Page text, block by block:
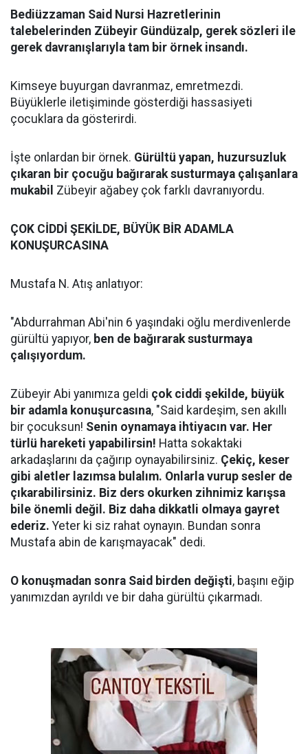
Bediüzzaman Said Nursi Hazretlerinin
talebelerinden Zübeyir Gündüzalp, gerek sözleri ile
gerek davranışlarıyla tam bir örnek insandı.
Kimseye buyurgan davranmaz, emretmezdi.
Büyüklerle iletişiminde gösterdiği hassasiyeti
çocuklara da gösterirdi.
İşte onlardan bir örnek. Gürültü yapan, huzursuzluk
çıkaran bir çocuğu bağırarak susturmaya çalışanlara
mukabil Zübeyir ağabey çok farklı davranıyordu.
ÇOK CİDDİ ŞEKİLDE, BÜYÜK BİR ADAMLA
KONUŞURCASINA
Mustafa N. Atış anlatıyor:
"Abdurrahman Abi'nin 6 yaşındaki oğlu merdivenlerde
gürültü yapıyor, ben de bağırarak susturmaya
çalışıyordum.
Zübeyir Abi yanımıza geldi çok ciddi şekilde, büyük
bir adamla konuşurcasına, "Said kardeşim, sen akıllı
bir çocuksun! Senin oynamaya ihtiyacın var. Her
türlü hareketi yapabilirsin! Hatta sokaktaki
arkadaşlarını da çağırıp oynayabilirsiniz. Çekiç, keser
gibi aletler lazımsa bulalım. Onlarla vurup sesler de
çıkarabilirsiniz. Biz ders okurken zihnimiz karışsa
bile önemli değil. Biz daha dikkatli olmaya gayret
ederiz. Yeter ki siz rahat oynayın. Bundan sonra
Mustafa abin de karışmayacak" dedi.
O konuşmadan sonra Said birden değişti, başını eğip
yanımızdan ayrıldı ve bir daha gürültü çıkarmadı.